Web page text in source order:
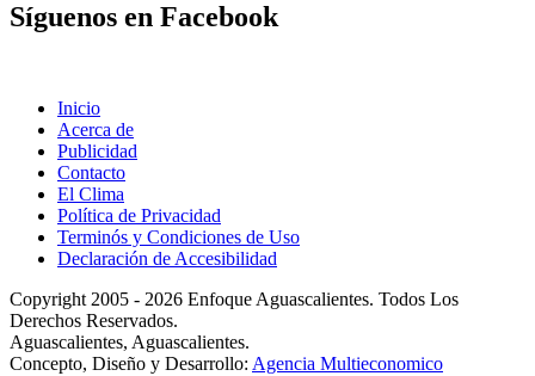
Síguenos en Facebook
Inicio
Acerca de
Publicidad
Contacto
El Clima
Política de Privacidad
Terminós y Condiciones de Uso
Declaración de Accesibilidad
Copyright 2005 - 2026 Enfoque Aguascalientes. Todos Los
Derechos Reservados.
Aguascalientes, Aguascalientes.
Concepto, Diseño y Desarrollo: Agencia Multieconomico